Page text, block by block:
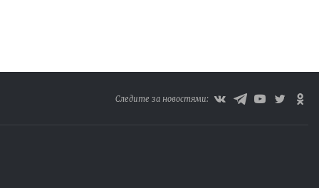
Следите за новостями: